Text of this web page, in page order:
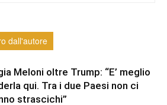
testo
dall'autore
Meloni oltre Trump: “E’ meglio
qui. Tra i due Paesi non ci
strascichi”